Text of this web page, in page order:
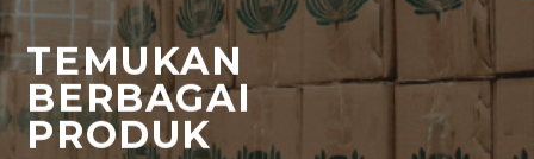
TEMUKAN
BERBAGAI
PRODUK